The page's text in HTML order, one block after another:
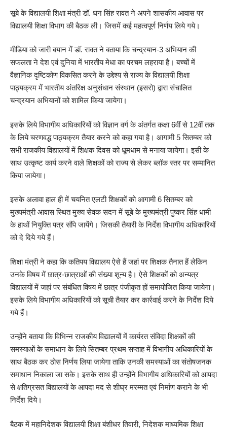
सूबे के विद्यालयी शिक्षा मंत्री डॉ. धन सिंह रावत ने अपने शासकीय आवास पर
विद्यालयी शिक्षा विभाग की बैठक ली। जिसमें कई महत्वपूर्ण निर्णय लिये गये।
मीडिया को जारी बयान में डॉ. रावत ने बताया कि चन्द्रयान-3 अभियान की
सफलता ने देश एवं दुनिया में भारतीय मेधा का परचम लहराया है। बच्चों में
वैज्ञानिक दृष्टिकोण विकसित करने के उद्देश्य से राज्य के विद्यालयी शिक्षा
पाठ्यक्रम में भारतीय अंतरिक्ष अनुसंधान संस्थान (इसरो) द्वारा संचालित
चन्द्रयान अभियानों को शामिल किया जायेगा।
इसके लिये विभागीय अधिकारियों को विज्ञान वर्ग के अंतर्गत कक्षा 6वीं से 12वीं तक
के लिये चरणवद्ध पाठ्यक्रम तैयार करने को कहा गया है। आगामी 5 सितम्बर को
सभी राजकीय विद्यालयों में शिक्षक दिवस को धूमधाम से मनाया जायेगा। इसी के
साथ उत्कृष्ट कार्य करने वाले शिक्षकों को राज्य से लेकर ब्लॉक स्तर पर सम्मानित
किया जायेगा।
इसके अलावा हाल ही में चयनित एलटी शिक्षकों को आगामी 6 सितम्बर को
मुख्यमंत्री आवास स्थित मुख्य सेवक सदन में सूबे के मुख्यमंत्री पुष्कर सिंह धामी
के हाथों नियुक्ति पत्र सौंपे जायेंगे। जिसकी तैयारी के निर्देश विभागीय अधिकारियों
को दे दिये गये हैं।
शिक्षा मंत्री ने कहा कि कतिपय विद्यालय ऐसे हैं जहां पर शिक्षक तैनात हैं लेकिन
उनके विषय में छात्र-छात्राओं की संख्या शून्य है। ऐसे शिक्षकों को अन्यत्र
विद्यालयों में जहां पर संबंधित विषय में छात्र पंजीकृत हों समायोजित किया जायेगा।
इसके लिये विभागीय अधिकारियों को सूची तैयार कर कार्रवाई करने के निर्देश दिये
गये हैं।
उन्होंने बताया कि विभिन्न राजकीय विद्यालयों में कार्यरत संविदा शिक्षकों की
समस्याओं के समाधान के लिये सितम्बर प्रथम सप्ताह में विभागीय अधिकारियों के
साथ बैठक कर ठोस निर्णय लिया जायेगा ताकि उनकी समस्याओं का संतोषजनक
समाधान निकाला जा सके। इसके साथ ही उन्होंने विभागीय अधिकारियों को आपदा
से क्षतिग्रसत विद्यालयों के आपदा मद से शीघ्र मरम्मत एवं निर्माण कराने के भी
निर्देश दिये।
बैठक में महानिदेशक विद्यालयी शिक्षा बंशीधर तिवारी, निदेशक माध्यमिक शिक्षा